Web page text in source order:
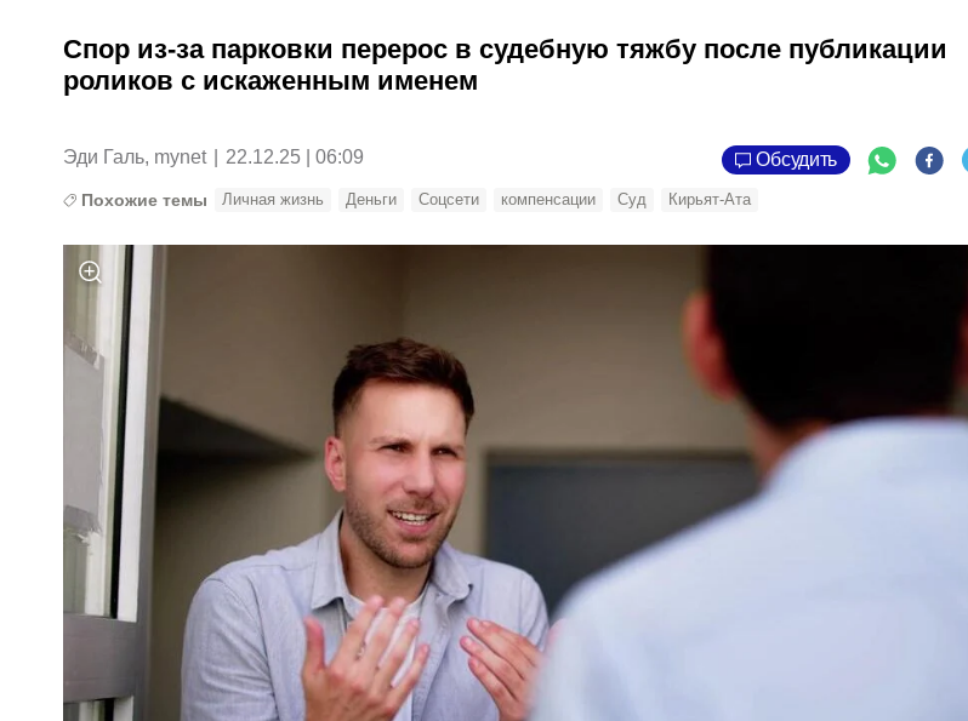
Спор из-за парковки перерос в судебную тяжбу после публикации
роликов с искаженным именем
Эди Галь, mynet 22.12.25 | 06:09 Обсудить
Похожие темы Личная жизнь Деньги Соцсети компенсации Суд Кирьят-Ата